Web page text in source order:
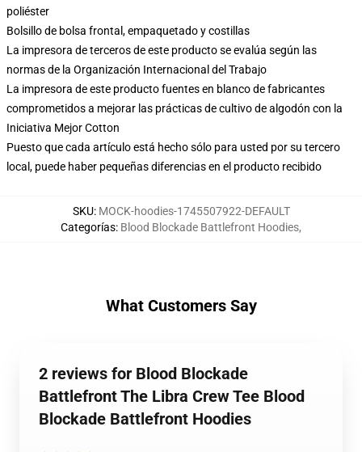
poliéster
Bolsillo de bolsa frontal, empaquetado y costillas
La impresora de terceros de este producto se evalúa según las
normas de la Organización Internacional del Trabajo
La impresora de este producto fuentes en blanco de fabricantes
comprometidos a mejorar las prácticas de cultivo de algodón con la
Iniciativa Mejor Cotton
Puesto que cada artículo está hecho sólo para usted por su tercero
local, puede haber pequeñas diferencias en el producto recibido
SKU: MOCK-hoodies-1745507922-DEFAULT
Categorías: Blood Blockade Battlefront Hoodies,
What Customers Say
2 reviews for Blood Blockade
Battlefront The Libra Crew Tee Blood
Blockade Battlefront Hoodies